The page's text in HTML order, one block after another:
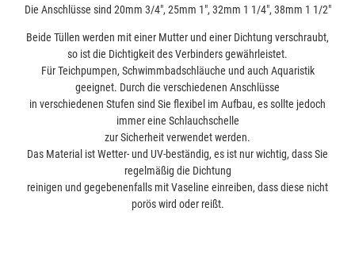
Die Anschlüsse sind 20mm 3/4", 25mm 1", 32mm 1 1/4", 38mm 1 1/2"
Beide Tüllen werden mit einer Mutter und einer Dichtung verschraubt,
so ist die Dichtigkeit des Verbinders gewährleistet.
Für Teichpumpen, Schwimmbadschläuche und auch Aquaristik
geeignet. Durch die verschiedenen Anschlüsse
in verschiedenen Stufen sind Sie flexibel im Aufbau, es sollte jedoch
immer eine Schlauchschelle
zur Sicherheit verwendet werden.
Das Material ist Wetter- und UV-beständig, es ist nur wichtig, dass Sie
regelmäßig die Dichtung
reinigen und gegebenenfalls mit Vaseline einreiben, dass diese nicht
porös wird oder reißt.